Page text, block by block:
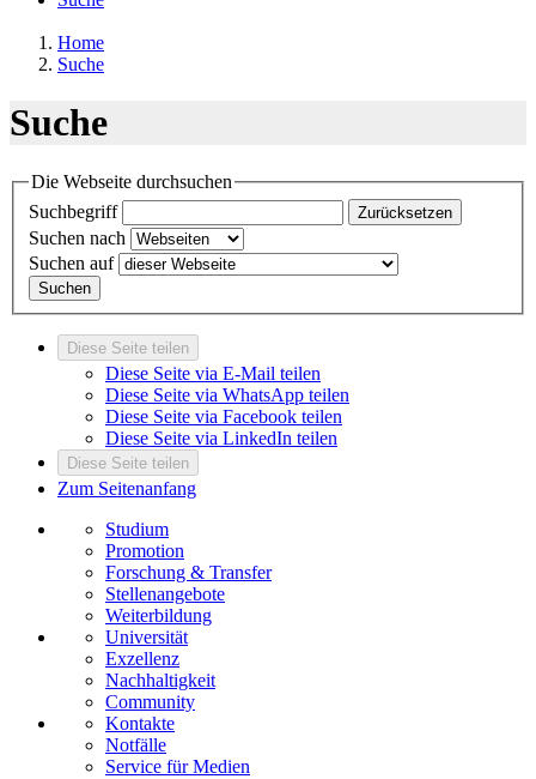
Home
Suche
Suche
Die Webseite durchsuchen
Suchbegriff
Zurücksetzen
Suchen nach
Suchen auf
Suchen
Diese Seite teilen
Diese Seite via E-Mail teilen
Diese Seite via WhatsApp teilen
Diese Seite via Facebook teilen
Diese Seite via LinkedIn teilen
Diese Seite teilen
Zum Seitenanfang
Studium
Promotion
Forschung & Transfer
Stellenangebote
Weiterbildung
Universität
Exzellenz
Nachhaltigkeit
Community
Kontakte
Notfälle
Service für Medien